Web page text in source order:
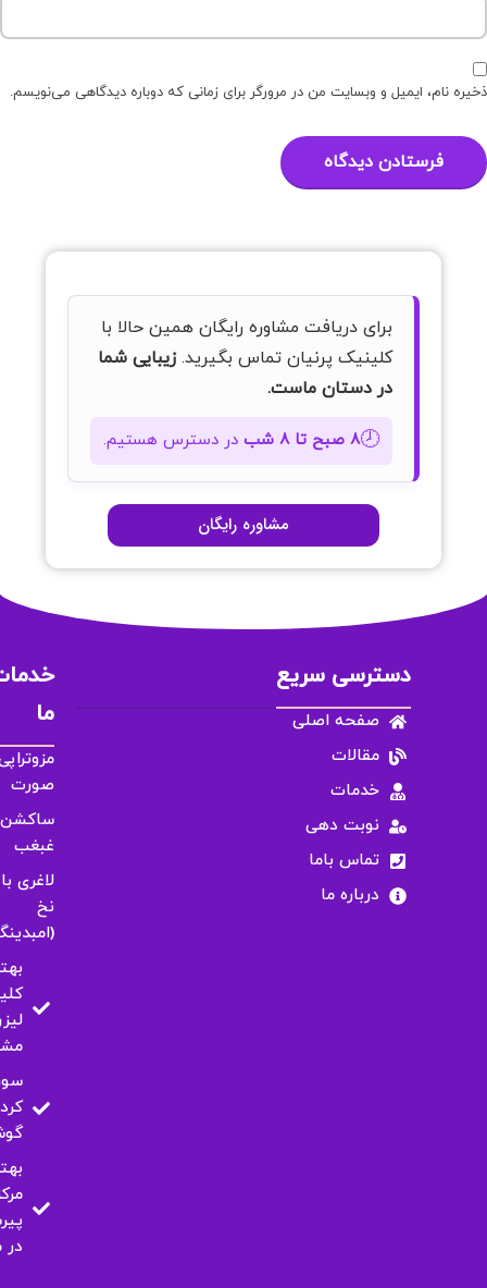
ذخیره نام، ایمیل و وبسایت من در مرورگر برای زمانی که دوباره دیدگاهی می‌نویسم.
برای دریافت مشاوره رایگان همین حالا با
کلینیک پرنیان تماس بگیرید.زیبایی شما
در دستان ماست.
🕗۸ صبح تا ۸ شب در دسترس هستیم.
مشاوره رایگان
دسترسی سریع
صفحه اصلی
مقالات
خدمات
نوبت دهی
تماس باما
درباره ما
ما
صورت
ساکشن
غبغب
لاغری با
نخ